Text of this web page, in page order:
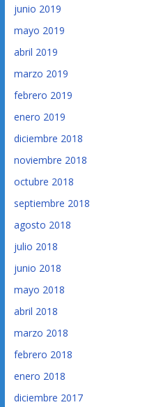
junio 2019
mayo 2019
abril 2019
marzo 2019
febrero 2019
enero 2019
diciembre 2018
noviembre 2018
octubre 2018
septiembre 2018
agosto 2018
julio 2018
junio 2018
mayo 2018
abril 2018
marzo 2018
febrero 2018
enero 2018
diciembre 2017